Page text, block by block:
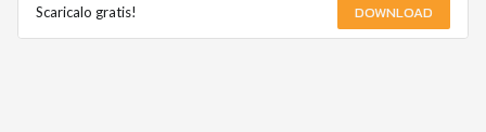
Scaricalo gratis! DOWNLOAD